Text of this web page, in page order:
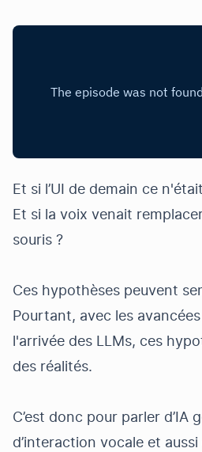
Et si l’UI de demain ce
Et si la voix venait
souris ?
Ces hypothèses peuvent
Pourtant, avec les
l'arrivée des LLMs, ces
des réalités.
C’est donc pour parler d’IA
d’interaction vocale et